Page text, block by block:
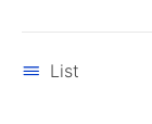
List